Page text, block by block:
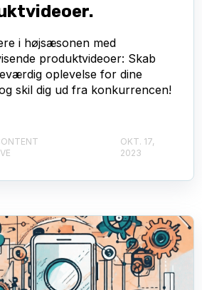
i højsæsonen med
produktvideoer: Skab
oplevelse for dine
skil dig ud fra konkurrencen!
OKT. 17,
2023